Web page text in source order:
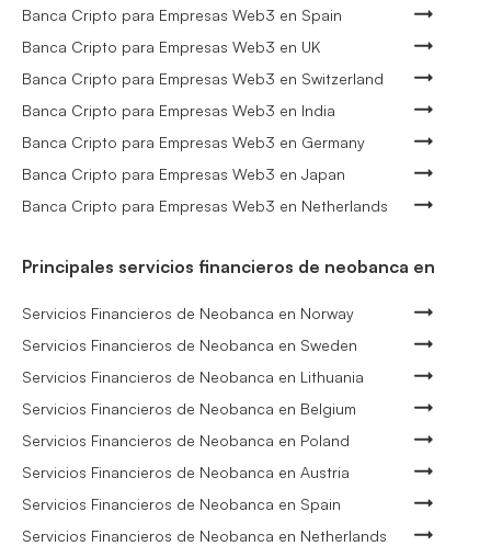
Banca Cripto para Empresas Web3 en Spain
Banca Cripto para Empresas Web3 en UK
Banca Cripto para Empresas Web3 en Switzerland
Banca Cripto para Empresas Web3 en India
Banca Cripto para Empresas Web3 en Germany
Banca Cripto para Empresas Web3 en Japan
Banca Cripto para Empresas Web3 en Netherlands
Principales servicios financieros de neobanca en
Servicios Financieros de Neobanca en Norway
Servicios Financieros de Neobanca en Sweden
Servicios Financieros de Neobanca en Lithuania
Servicios Financieros de Neobanca en Belgium
Servicios Financieros de Neobanca en Poland
Servicios Financieros de Neobanca en Austria
Servicios Financieros de Neobanca en Spain
Servicios Financieros de Neobanca en Netherlands